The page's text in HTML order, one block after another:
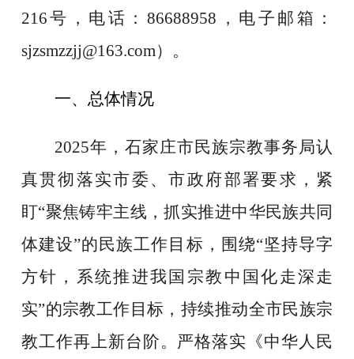
216号，电话：86688958，电子邮箱：
sjzsmzzjj@163.com）。
一、总体情况
2025年，石家庄市民族宗教事务局认
真贯彻落实市委、市政府部署要求，紧
盯“聚焦铸牢主线，抓实推进中华民族共同
体建设”的民族工作目标，围绕“坚持导字
方针，系统推进我国宗教中国化走深走
实”的宗教工作目标，持续推动全市民族宗
教工作再上新台阶。严格落实 《中华人民